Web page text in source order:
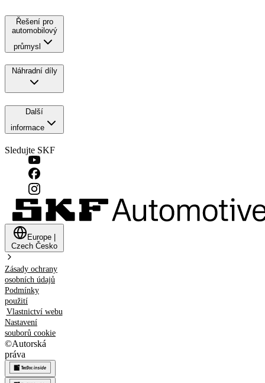
Řešení pro
automobilový
průmysl
Náhradní díly
Další
informace
Sledujte SKF
Europe
Czech Česko
Zásady ochrany
osobních údajů
Podmínky
použití
Vlastnictví webu
Nastavení
souborů cookie
©Autorská
práva